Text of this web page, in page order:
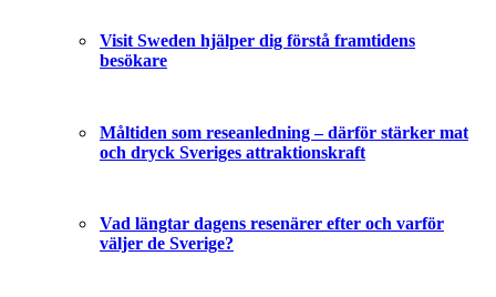
Visit Sweden hjälper dig förstå framtidens
besökare
Måltiden som reseanledning – därför stärker mat
och dryck Sveriges attraktionskraft
Vad längtar dagens resenärer efter och varför
väljer de Sverige?